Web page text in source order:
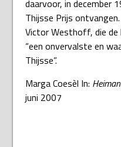
daarvoor, in december
Thijsse Prijs
Victor Westhoff, die de
“een onvervalste en
Thijsse”.
Marga Coesèl In:
juni 2007